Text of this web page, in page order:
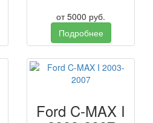
от5000 руб.
Подробнее
Ford C-MAX I